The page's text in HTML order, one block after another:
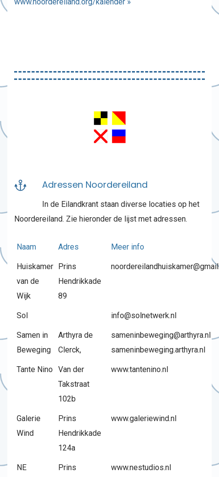
www.noordereiland.org/kalender »
Adressen Noordereiland
In de Eilandkrant staan diverse locaties op het
Noordereiland. Zie hieronder de lijst met adressen.
Naam Adres Meer info
Huiskamer
van de
Wijk
Prins
Hendrikkade
89
Sol info@solnetwerk.nl
Samen in
Beweging
Arthyra de
Clerck,
sameninbeweging@arthyra.nl
sameninbeweging.arthyra.nl
Tante Nino Van der
Takstraat
102b
www.tantenino.nl
Galerie
Wind
Prins
Hendrikkade
124a
www.galeriewind.nl
NE
Prins
www.nestudios.nl